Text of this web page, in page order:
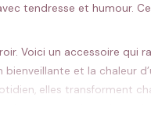
tendresse et humour.
Voici un accessoire
et la chaleur
elles transforment